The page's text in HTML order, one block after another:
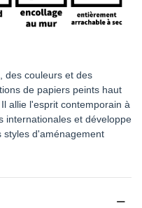
des couleurs et des
de papiers peints haut
allie l'esprit contemporain à
internationales et développe
styles d'aménagement